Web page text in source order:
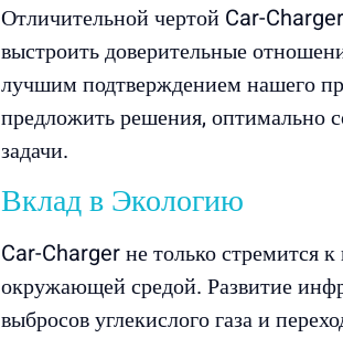
Отличительной чертой Car-
выстроить доверительные
лучшим подтверждением нашего
предложить решения, оптимально
задачи.
Вклад в Экологию
Car-Charger не только стремится
окружающей средой. Развитие
выбросов углекислого газа и